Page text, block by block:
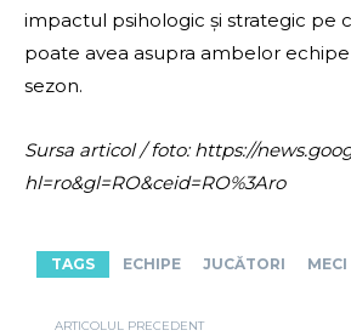
impactul psihologic și strategic pe
poate avea asupra ambelor
sezon.
Sursa articol / foto: https://
hl=ro&gl=RO&ceid=RO%3Aro
TAGS ECHIPE JUCĂTORI MECI
ARTICOLUL PRECEDENT